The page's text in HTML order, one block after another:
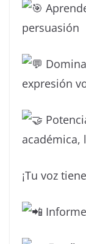
persuasión
expresión
académica,
¡Tu voz